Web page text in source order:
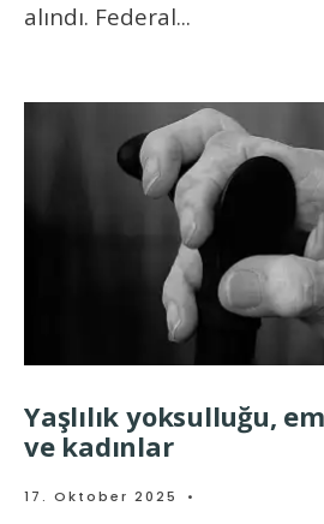
alındı. Federal...
Yaşlılık yoksulluğu,
ve kadınlar
17. Oktober 2025 •